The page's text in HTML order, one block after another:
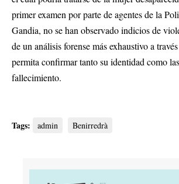
primer examen por parte de agentes de la
Gandia, no se han observado indicios de
de un análisis forense más exhaustivo a
permita confirmar tanto su identidad como
fallecimiento.
Tags: admin Benirredrà